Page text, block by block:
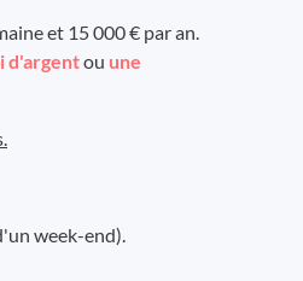
et 15 000 € par an.
d'argentou une
week-end).